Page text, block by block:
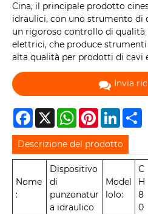
Cina, il principale prodotto
idraulici, con uno strumento di
un rigoroso controllo di qualità
elettrici, che produce
alta qualità per prodotti di cavi
Invia
Facebook
X WhatsAppPinterest
Descrizione del prodotto
Nome
:
Dispositivo
di
punzonatur
a idraulico
Model
lolo:
C
H
8
0